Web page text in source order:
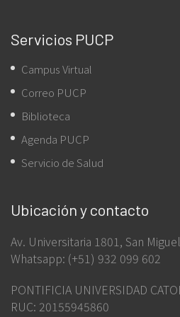
Servicios PUCP
Campus Virtual
Correo PUCP
Biblioteca
Agenda PUCP
Servicio de Salud
Ubicación y contacto
Av. Universitaria 1801, San
Whatsapp: (+51) 932 099 602
PONTIFICIA UNIVERSIDAD
RUC: 20155945860